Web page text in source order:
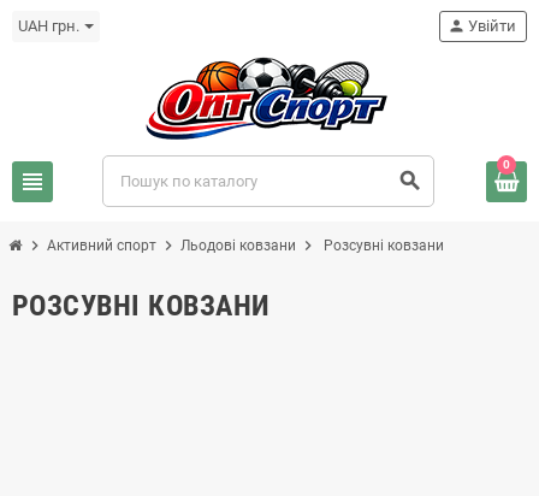
UAH грн.
view_headline search
person Увійти
0
chevron_right Активний спорт chevron_right Льодові ковзани chevron_right Розсувні ковзани
РОЗСУВНІ КОВЗАНИ